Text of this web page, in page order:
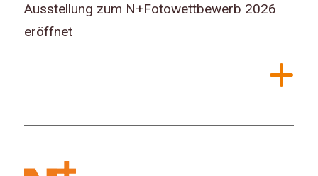
Ausstellung zum N+Fotowettbewerb 2026
eröffnet